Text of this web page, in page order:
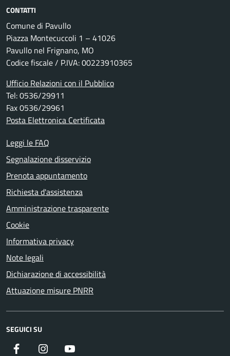
CONTATTI
Comune di Pavullo
Piazza Montecuccoli 1 – 41026
Pavullo nel Frignano, MO
Codice fiscale / P.IVA: 00223910365
Ufficio Relazioni con il Pubblico
Tel: 0536/29911
Fax 0536/29961
Posta Elettronica Certificata
Leggi le FAQ
Segnalazione disservizio
Prenota appuntamento
Richiesta d'assistenza
Amministrazione trasparente
Cookie
Informativa privacy
Note legali
Dichiarazione di accessibilità
Attuazione misure PNRR
SEGUICI SU
Facebook Instagram